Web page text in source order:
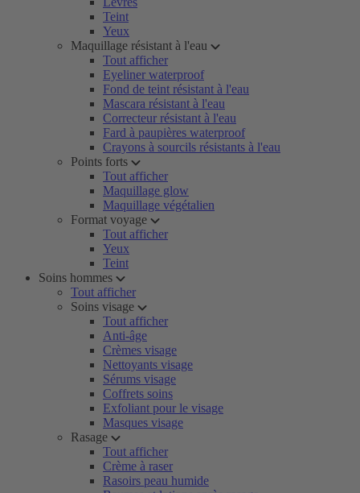
Teint
Yeux
Maquillage résistant à l'eau
Tout afficher
Eyeliner waterproof
Fond de teint résistant à l'eau
Mascara résistant à l'eau
Correcteur résistant à l'eau
Fard à paupières waterproof
Crayons à sourcils résistants à l'eau
Points forts
Tout afficher
Maquillage glow
Maquillage végétalien
Format voyage
Tout afficher
Yeux
Teint
Soins hommes
Tout afficher
Soins visage
Tout afficher
Anti-âge
Crèmes visage
Nettoyants visage
Sérums visage
Coffrets soins
Exfoliant pour le visage
Masques visage
Rasage
Tout afficher
Crème à raser
Rasoirs peau humide